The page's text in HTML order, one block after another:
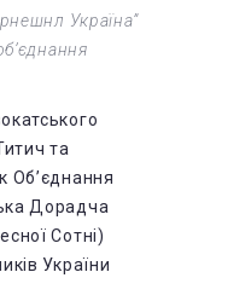
Україна”
та
Об’єднання
Дорадча
Сотні)
України